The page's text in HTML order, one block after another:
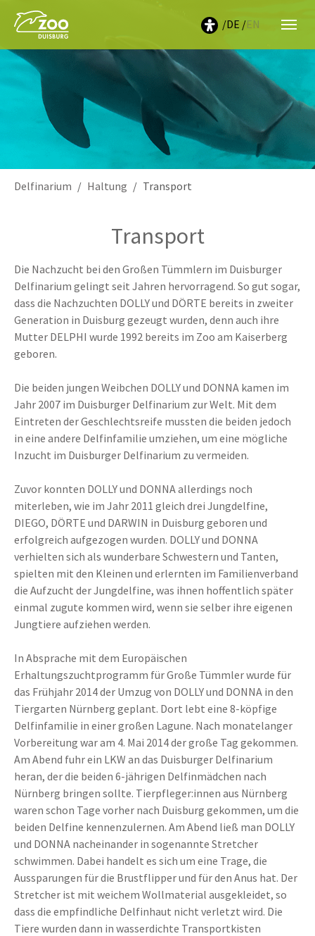
DE EN
Delfinarium Haltung Transport
Transport
Die Nachzucht bei den Großen Tümmlern im Duisburger
Delfinarium gelingt seit Jahren hervorragend. So gut sogar,
dass die Nachzuchten DOLLY und DÖRTE bereits in zweiter
Generation in Duisburg gezeugt wurden, denn auch ihre
Mutter DELPHI wurde 1992 bereits im Zoo am Kaiserberg
geboren.
Die beiden jungen Weibchen DOLLY und DONNA kamen im
Jahr 2007 im Duisburger Delfinarium zur Welt. Mit dem
Eintreten der Geschlechtsreife mussten die beiden jedoch
in eine andere Delfinfamilie umziehen, um eine mögliche
Inzucht im Duisburger Delfinarium zu vermeiden.
Zuvor konnten DOLLY und DONNA allerdings noch
miterleben, wie im Jahr 2011 gleich drei Jungdelfine,
DIEGO, DÖRTE und DARWIN in Duisburg geboren und
erfolgreich aufgezogen wurden. DOLLY und DONNA
verhielten sich als wunderbare Schwestern und Tanten,
spielten mit den Kleinen und erlernten im Familienverband
die Aufzucht der Jungdelfine, was ihnen hoffentlich später
einmal zugute kommen wird, wenn sie selber ihre eigenen
Jungtiere aufziehen werden.
In Absprache mit dem Europäischen
Erhaltungszuchtprogramm für Große Tümmler wurde für
das Frühjahr 2014 der Umzug von DOLLY und DONNA in den
Tiergarten Nürnberg geplant. Dort lebt eine 8-köpfige
Delfinfamilie in einer großen Lagune. Nach monatelanger
Vorbereitung war am 4. Mai 2014 der große Tag gekommen.
Am Abend fuhr ein LKW an das Duisburger Delfinarium
heran, der die beiden 6-jährigen Delfinmädchen nach
Nürnberg bringen sollte. Tierpfleger:innen aus Nürnberg
waren schon Tage vorher nach Duisburg gekommen, um die
beiden Delfine kennenzulernen. Am Abend ließ man DOLLY
und DONNA nacheinander in sogenannte Stretcher
schwimmen. Dabei handelt es sich um eine Trage, die
Aussparungen für die Brustflipper und für den Anus hat. Der
Stretcher ist mit weichem Wollmaterial ausgekleidet, so
dass die empfindliche Delfinhaut nicht verletzt wird. Die
Tiere wurden dann in wasserdichte Transportkisten